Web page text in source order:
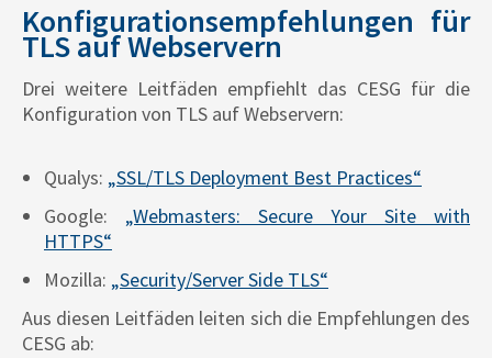
Konfigurationsempfehlungen für
TLS auf Webservern
Drei weitere Leitfäden empfiehlt das CESG für die
Konfiguration von TLS auf Webservern:
Qualys: „SSL/TLS Deployment Best Practices“
Google: „Webmasters: Secure Your Site with
HTTPS“
Mozilla: „Security/Server Side TLS“
Aus diesen Leitfäden leiten sich die Empfehlungen des
CESG ab: